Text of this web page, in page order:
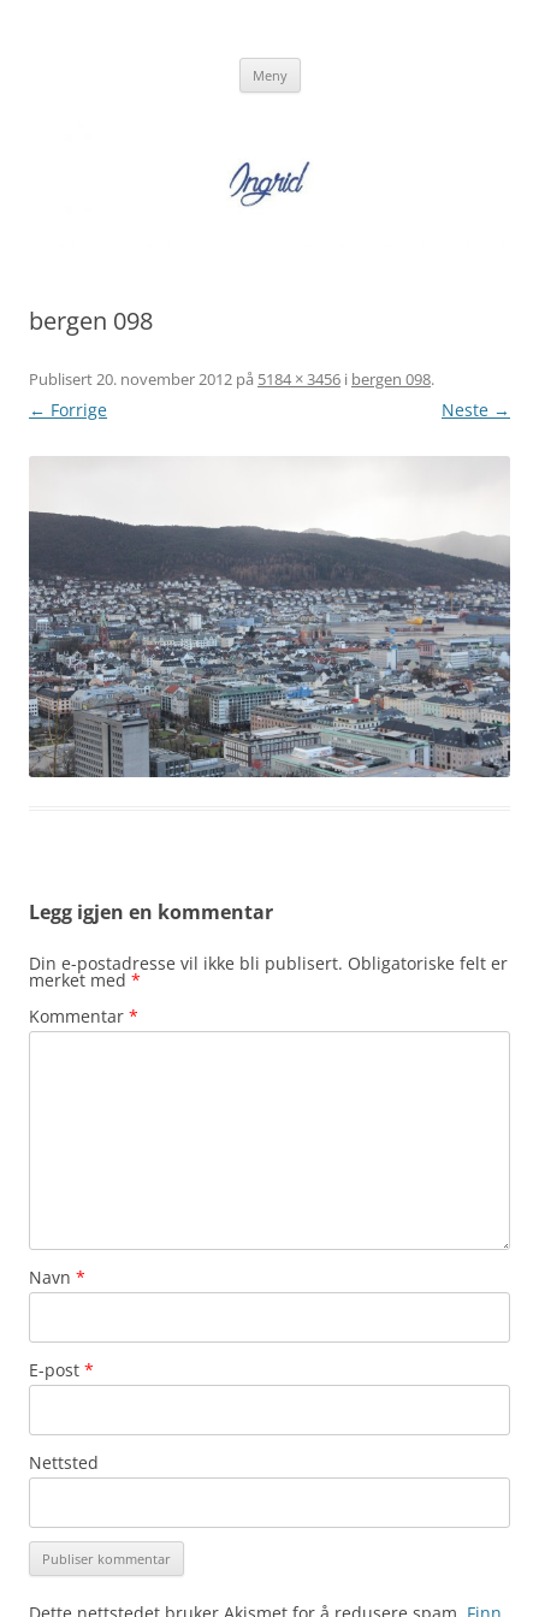
Meny
bergen 098
Publisert20. november 2012 på 5184 × 3456 i bergen 098.
← Forrige Neste →
Legg igjen en kommentar
Din e-postadresse vil ikke bli publisert. Obligatoriske felt er
merket med *
Kommentar *
Navn *
E-post *
Nettsted